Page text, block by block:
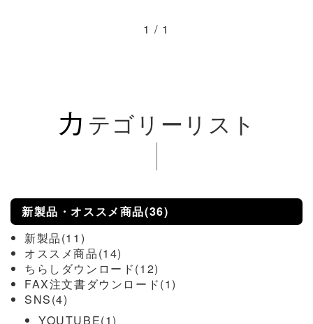
1 / 1
カ テゴリーリスト
新製品・オススメ商品(36)
新製品(11)
オススメ商品(14)
ちらしダウンロード(12)
FAX注文書ダウンロード(1)
SNS(4)
YOUTUBE(1)